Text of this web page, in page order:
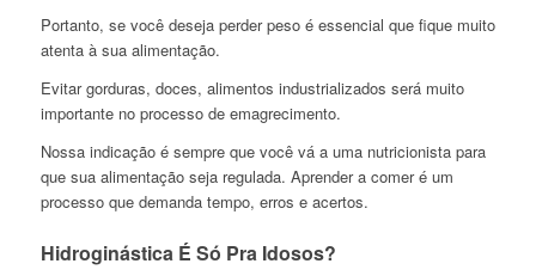
Portanto, se você deseja perder peso é essencial que fique muito
atenta à sua alimentação.
Evitar gorduras, doces, alimentos industrializados será muito
importante no processo de emagrecimento.
Nossa indicação é sempre que você vá a uma nutricionista para
que sua alimentação seja regulada. Aprender a comer é um
processo que demanda tempo, erros e acertos.
Hidroginástica É Só Pra Idosos?